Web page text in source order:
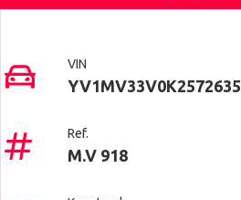
VIN
YV1MV33V0K2572635
Ref.
M.V 918